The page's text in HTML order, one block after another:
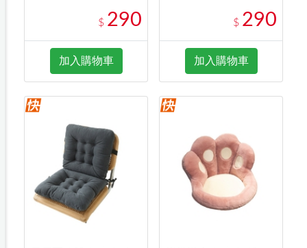
$ 290
加入購物車
$ 290
加入購物車